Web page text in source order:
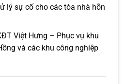
lý sự cố cho các tòa nhà hỗn
Việt Hưng – Phục vụ khu
và các khu công nghiệp